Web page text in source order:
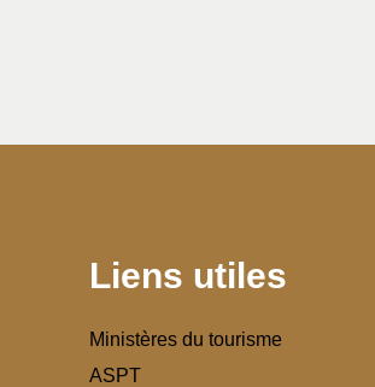
Liens utiles
Ministères du tourisme
ASPT